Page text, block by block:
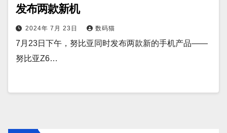
发布两款新机
2024年 7月 23日 数码猫
7月23日下午，努比亚同时发布两款新的手机产品——
努比亚Z6…